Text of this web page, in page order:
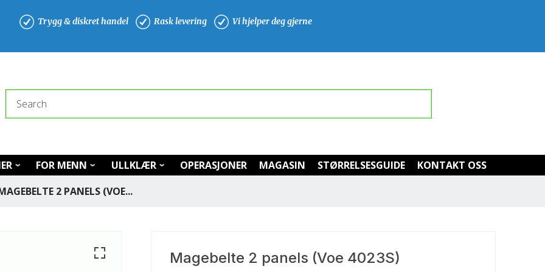
Trygg & diskret handel Rask levering Vi hjelper deg gjerne
Search
FOR MENN ULLKLÆR OPERASJONER MAGASIN STØRRELSESGUIDE
KONTAKT OSS
2 PANELS (VOE...
Magebelte 2 panels (Voe 4023S)